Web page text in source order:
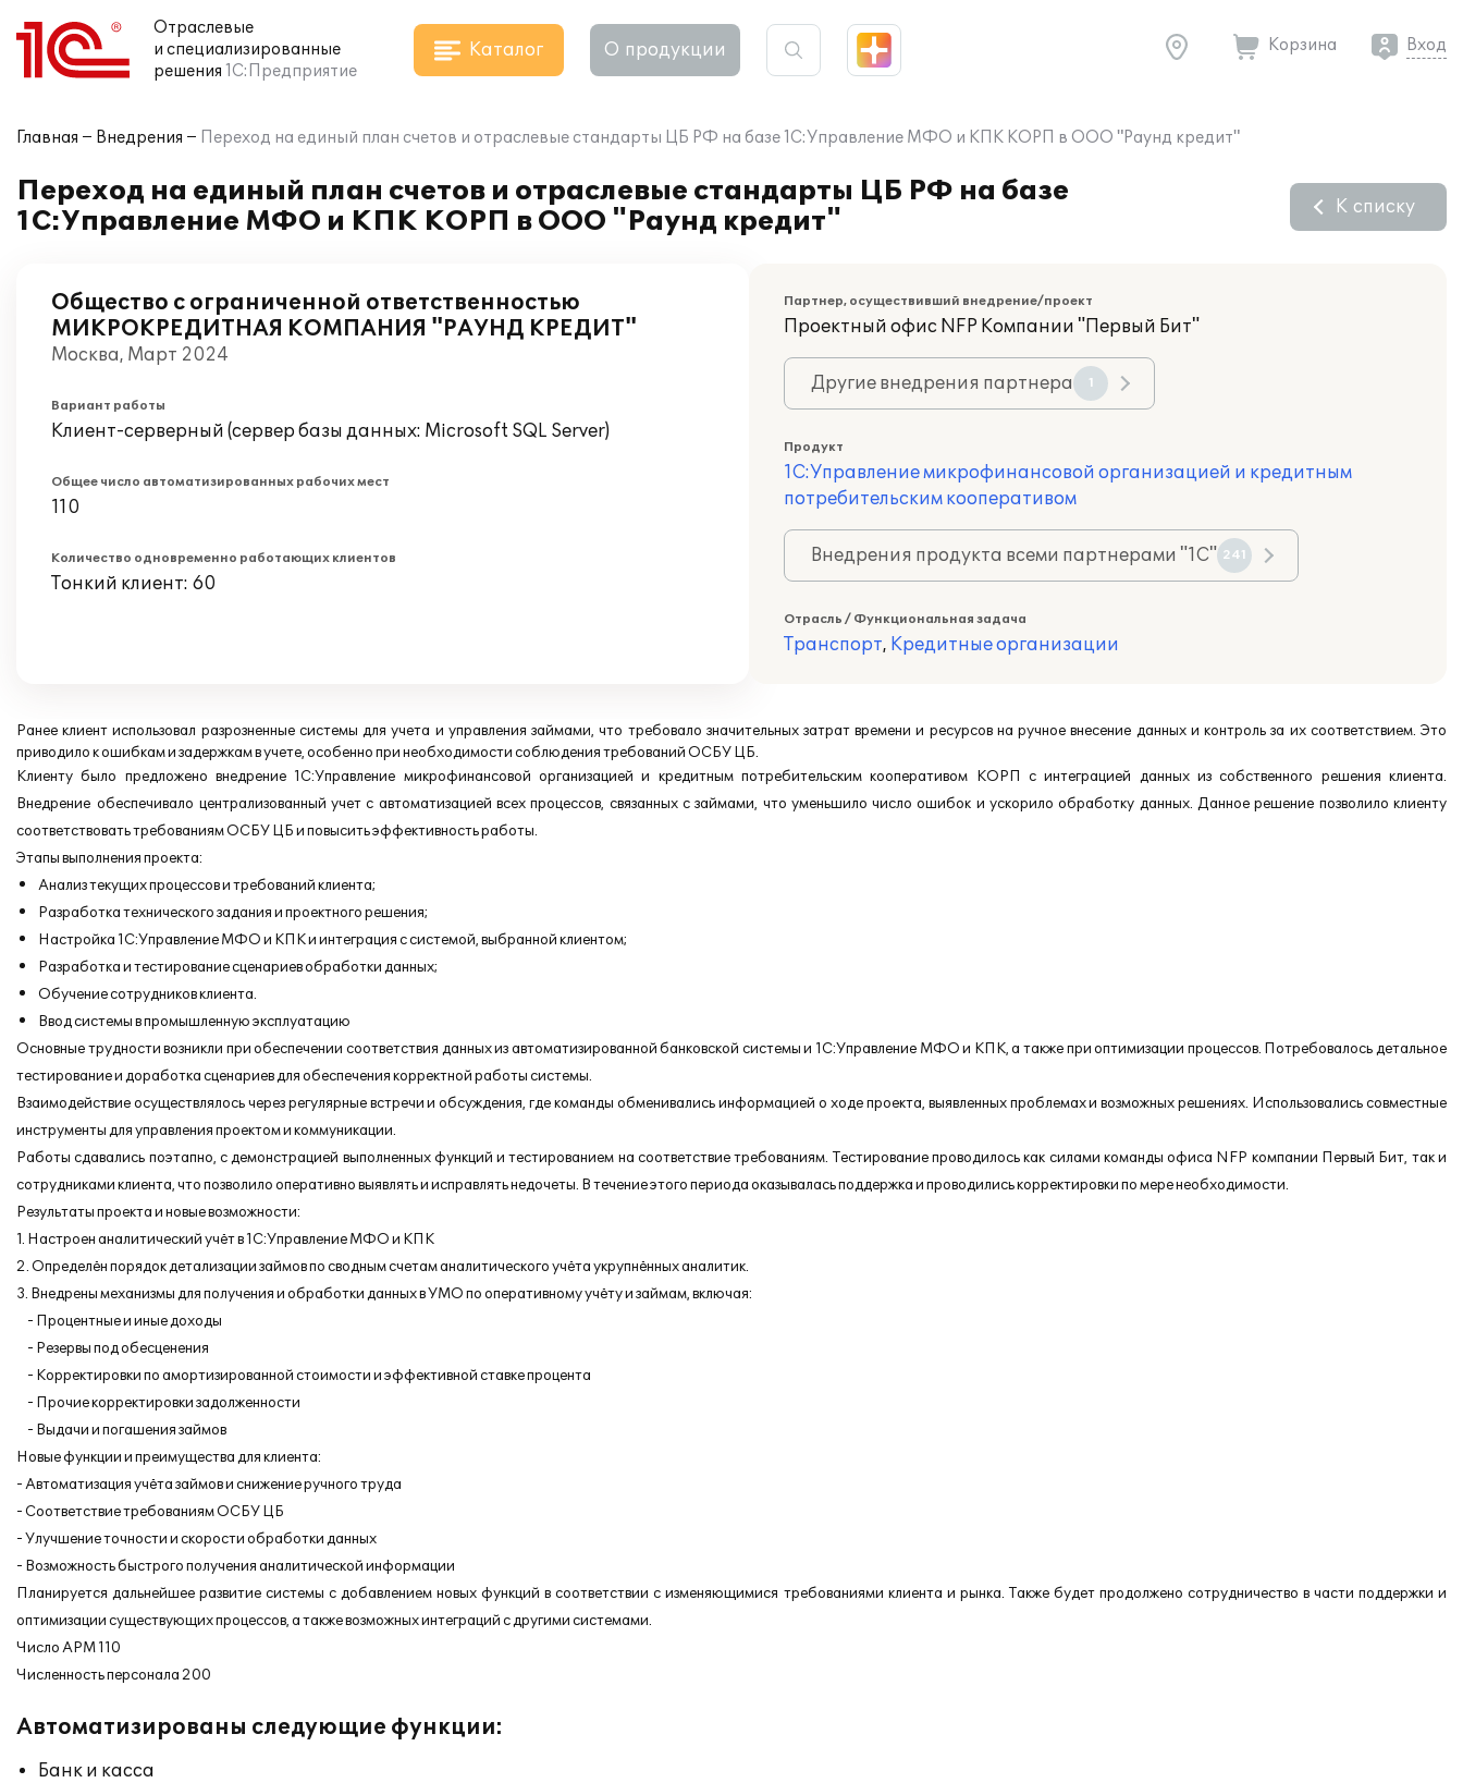
Отраслевые
и специализированные
решения 1С:Предприятие
Каталог О продукции Корзина Вход
Главная Внедрения Переход на единый план счетов и отраслевые стандарты ЦБ РФ на базе 1С:Управление МФО и КПК КОРП в ООО "Раунд кредит"
Переход на единый план счетов и отраслевые стандарты ЦБ РФ на базе
1С:Управление МФО и КПК КОРП в ООО "Раунд кредит"
К списку
Общество с ограниченной ответственностью
МИКРОКРЕДИТНАЯ КОМПАНИЯ "РАУНД КРЕДИТ"
Москва, Март 2024
Вариант работы
Клиент-серверный (сервер базы данных: Microsoft SQL Server)
Общее число автоматизированных рабочих мест
110
Количество одновременно работающих клиентов
Тонкий клиент: 60
Партнер, осуществивший внедрение/проект
Проектный офис NFP Компании "Первый Бит"
Другие внедрения партнера 1
Продукт
1С:Управление микрофинансовой организацией и кредитным
потребительским кооперативом
Внедрения продукта всеми партнерами "1С" 241
Отрасль / Функциональная задача
Транспорт, Кредитные организации
Ранее клиент использовал разрозненные системы для учета и управления займами, что требовало значительных затрат времени и ресурсов на ручное внесение данных и контроль за их соответствием. Это
приводило к ошибкам и задержкам в учете, особенно при необходимости соблюдения требований ОСБУ ЦБ.
Клиенту было предложено внедрение 1С:Управление микрофинансовой организацией и кредитным потребительским кооперативом КОРП с интеграцией данных из собственного решения клиента.
Внедрение обеспечивало централизованный учет с автоматизацией всех процессов, связанных с займами, что уменьшило число ошибок и ускорило обработку данных. Данное решение позволило клиенту
соответствовать требованиям ОСБУ ЦБ и повысить эффективность работы.
Этапы выполнения проекта:
Анализ текущих процессов и требований клиента;
Разработка технического задания и проектного решения;
Настройка 1С:Управление МФО и КПК и интеграция с системой, выбранной клиентом;
Разработка и тестирование сценариев обработки данных;
Обучение сотрудников клиента.
Ввод системы в промышленную эксплуатацию
Основные трудности возникли при обеспечении соответствия данных из автоматизированной банковской системы и 1С:Управление МФО и КПК, а также при оптимизации процессов. Потребовалось детальное
тестирование и доработка сценариев для обеспечения корректной работы системы.
Взаимодействие осуществлялось через регулярные встречи и обсуждения, где команды обменивались информацией о ходе проекта, выявленных проблемах и возможных решениях. Использовались совместные
инструменты для управления проектом и коммуникации.
Работы сдавались поэтапно, с демонстрацией выполненных функций и тестированием на соответствие требованиям. Тестирование проводилось как силами команды офиса NFP компании Первый Бит, так и
сотрудниками клиента, что позволило оперативно выявлять и исправлять недочеты. В течение этого периода оказывалась поддержка и проводились корректировки по мере необходимости.
Результаты проекта и новые возможности:
1. Настроен аналитический учёт в 1С:Управление МФО и КПК
2. Определён порядок детализации займов по сводным счетам аналитического учёта укрупнённых аналитик.
3. Внедрены механизмы для получения и обработки данных в УМО по оперативному учёту и займам, включая:
- Процентные и иные доходы
- Резервы под обесценения
- Корректировки по амортизированной стоимости и эффективной ставке процента
- Прочие корректировки задолженности
- Выдачи и погашения займов
Новые функции и преимущества для клиента:
- Автоматизация учёта займов и снижение ручного труда
- Соответствие требованиям ОСБУ ЦБ
- Улучшение точности и скорости обработки данных
- Возможность быстрого получения аналитической информации
Планируется дальнейшее развитие системы с добавлением новых функций в соответствии с изменяющимися требованиями клиента и рынка. Также будет продолжено сотрудничество в части поддержки и
оптимизации существующих процессов, а также возможных интеграций с другими системами.
Число АРМ 110
Численность персонала 200
Автоматизированы следующие функции:
Банк и касса